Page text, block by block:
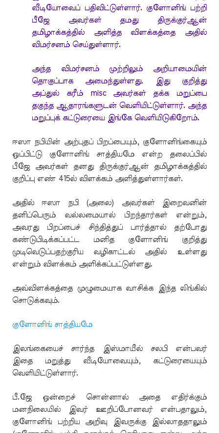
வீடியோவைப் பதிவிட்டுள்ளார். குளோனிங் பற்றி
பீஜே அவர்கள் தமது திருக்குர்ஆன்
தமிழாக்கத்தில் அளித்த விளக்கத்தை அதில்
விமர்சனம் செய்துள்ளார்.
அந்த விமர்சனம் முற்றிலும் அறியாமையின்
தொகுப்பாக அமைந்துள்ளது. இது குறித்து
அப்துல் கரீம் misc அவர்கள் தக்க மறுப்பை
தகுந்த ஆதாரங்களுடன் வெளியிட்டுள்ளார். அந்த
மறுப்புக் கட்டுரையை இங்கே வெளியிடுகிறோம்.
ஈஸா நபியின் அற்புதப் பிறப்பையும், குளோனிங்கையும்
ஒப்பிட்டு குளோனிங் சாத்தியமே என்ற தலைப்பில்
பீஜே அவர்கள் தனது திருக்குர்ஆன் தமிழாக்கத்தில்
குறிப்பு எண் 415ல் விளக்கம் அளித்துள்ளார்கள்.
அதில் ஈஸா நபி (அலை) அவர்கள் இறைவனின்
தனிப்பெரும் வல்லமையால் பிறந்தார்கள் என்றும்,
அவரது பிறப்பைச் சிந்தித்துப் பார்த்தால் தற்போது
கண்டுபிடிக்கப்பட்ட மனித குளோனிங் குறித்து
முடிவெடுப்பதற்குரிய வழிகாட்டல் அதில் உள்ளது
என்றும் விளக்கம் அளிக்கப்பட்டுள்ளது.
அவ்விளக்கத்தை முழுமையாக வாசிக்க இந்த லிங்கில்
சொடுக்கவும்.
குளோனிங் சாத்தியமே
இலங்கையைச் சார்ந்த இஸ்மாயீல் சலபி என்பவர்
இதை மறுத்து வீடியோவையும், கட்டுரையையும்
வெளியிட்டுள்ளார்.
பீ.ஜே ஒன்றைச் சொன்னால் அதை எதிர்க்கும்
மனநிலையில் இவர் ஊறிப்போனவர் என்பதாலும்,
குளோனிங் பற்றிய அறிவு இவருக்கு இல்லாததாலும்